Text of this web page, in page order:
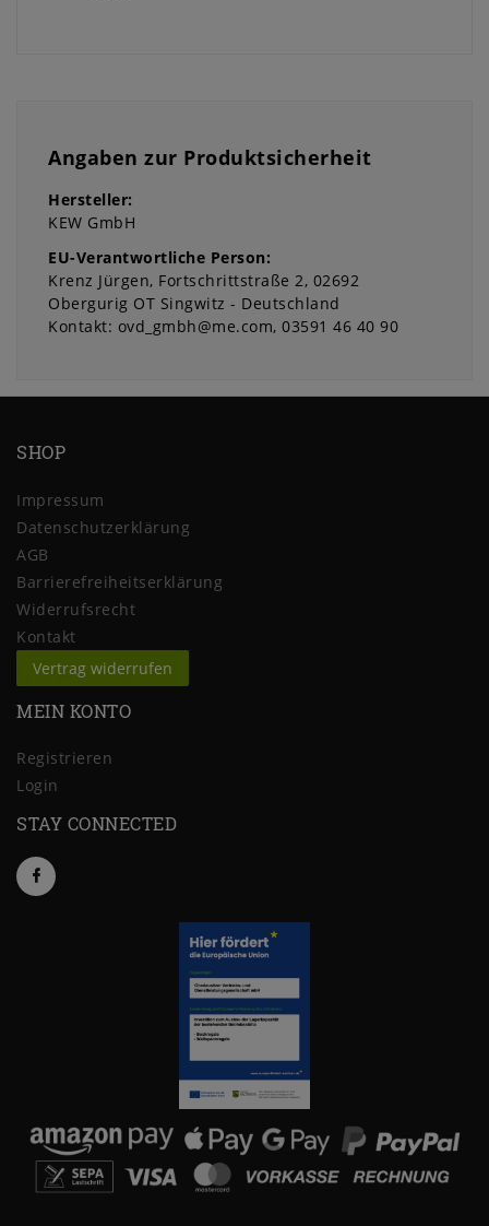
Angaben zur Produktsicherheit
Hersteller:
KEW GmbH
EU-Verantwortliche Person:
Krenz Jürgen Fortschrittstraße 2 02692
Obergurig OT Singwitz
Deutschland
Kontakt: ovd_gmbh@me.com 03591 46 40 90
SHOP
Impressum
Daten­schutz­erklärung
AGB
Barrierefreiheitserklärung
Widerrufs­recht
Kontakt
Vertrag widerrufen
MEIN KONTO
Registrieren
Login
STAY CONNECTED